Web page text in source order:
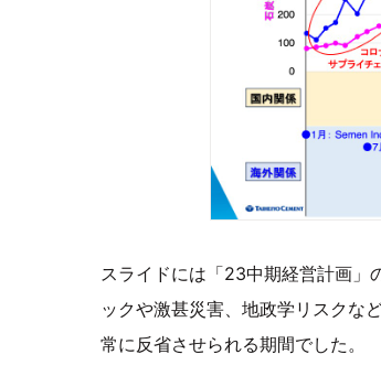
スライドには「23中期経営計画」
ックや激甚災害、地政学リスクな
常に反省させられる期間でした。